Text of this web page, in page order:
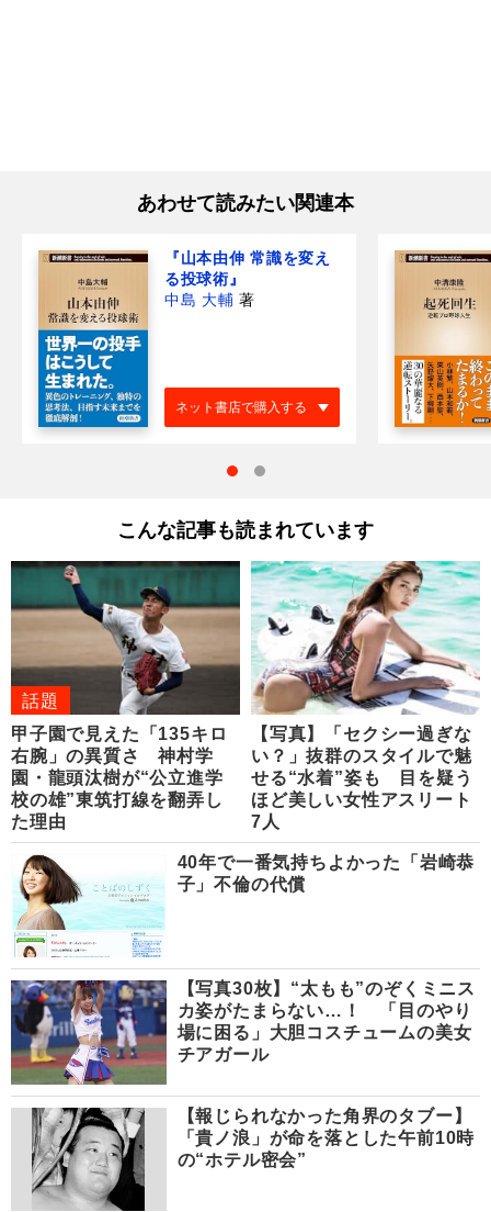
あわせて読みたい関連本
『山本由伸 常識を変え
る投球術』
中島 大輔 著
ネット書店で購入する
こんな記事も読まれています
話題
甲子園で見えた「135キロ
右腕」の異質さ 神村学
園・龍頭汰樹が“公立進学
校の雄”東筑打線を翻弄し
た理由
【写真】「セクシー過ぎな
い？」抜群のスタイルで魅
せる“水着”姿も 目を疑う
ほど美しい女性アスリート
7人
40年で一番気持ちよかった「岩崎恭
子」不倫の代償
【写真30枚】“太もも”のぞくミニス
カ姿がたまらない…！ 「目のやり
場に困る」大胆コスチュームの美女
チアガール
【報じられなかった角界のタブー】
「貴ノ浪」が命を落とした午前10時
の“ホテル密会”